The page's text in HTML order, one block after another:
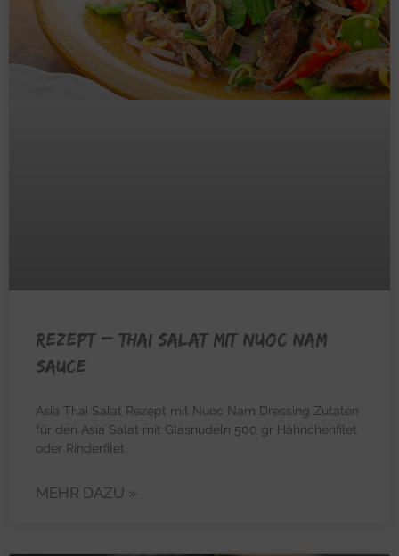
REZEPT – Thai Salat mit Nuoc Nam
Sauce
Asia Thai Salat Rezept mit Nuoc Nam Dressing Zutaten
für den Asia Salat mit Glasnudeln 500 gr Hähnchenfilet
oder Rinderfilet
MEHR DAZU »